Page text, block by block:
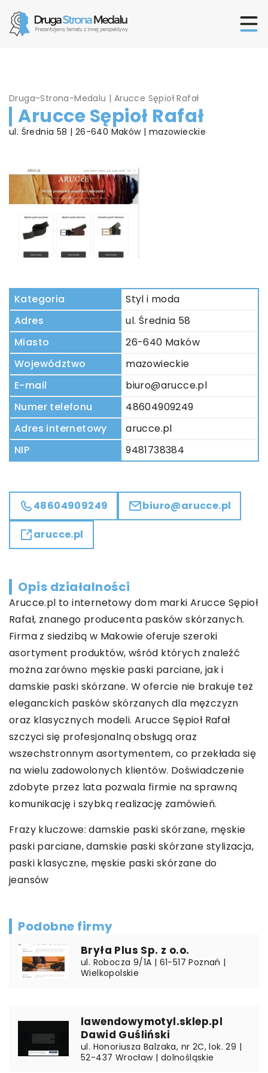
Druga-Strona-Medalu | Arucce Sępioł Rafał
Arucce Sępioł Rafał
ul. Średnia 58 | 26-640 Maków | mazowieckie
Kategoria
Styl i moda
Adres
ul. Średnia 58
Miasto
26-640 Maków
Województwo
mazowieckie
E-mail
biuro@arucce.pl
Numer telefonu
48604909249
Adres internetowy
arucce.pl
NIP
9481738384
48604909249 biuro@arucce.pl
arucce.pl
Opis działalności
Arucce.pl to internetowy dom marki Arucce Sępioł
Rafał, znanego producenta pasków skórzanych.
Firma z siedzibą w Makowie oferuje szeroki
asortyment produktów, wśród których znaleźć
można zarówno męskie paski parciane, jak i
damskie paski skórzane. W ofercie nie brakuje też
eleganckich pasków skórzanych dla mężczyzn
oraz klasycznych modeli. Arucce Sępioł Rafał
szczyci się profesjonalną obsługą oraz
wszechstronnym asortymentem, co przekłada się
na wielu zadowolonych klientów. Doświadczenie
zdobyte przez lata pozwala firmie na sprawną
komunikację i szybką realizację zamówień.
Frazy kluczowe: damskie paski skórzane, męskie
paski parciane,damskie paski skórzane stylizacja,
paski klasyczne, męskie paski skórzane do
jeansów
Podobne firmy
Bryła Plus Sp. z o.o.
ul. Robocza 9/1A | 61-517 Poznań |
Wielkopolskie
lawendowymotyl.sklep.pl
Dawid Guśliński
ul. Honoriusza Balzaka, nr 2C, lok. 29 |
52-437 Wrocław | dolnośląskie